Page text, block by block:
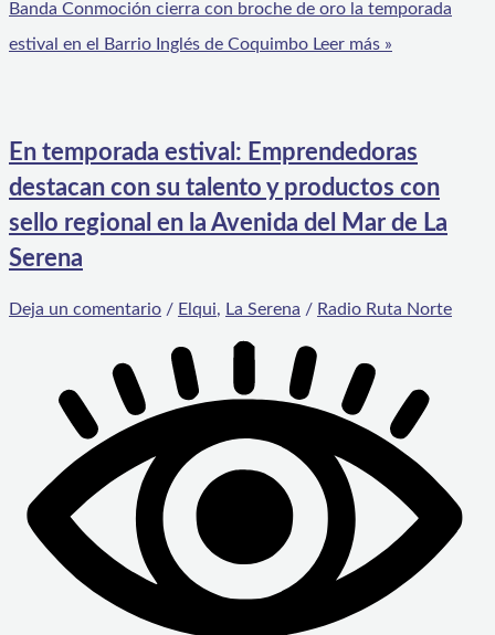
Banda Conmoción cierra con broche de oro la temporada
estival en el Barrio Inglés de Coquimbo Leer más »
En temporada estival: Emprendedoras
destacan con su talento y productos con
sello regional en la Avenida del Mar de La
Serena
Deja un comentario / Elqui, La Serena / Radio Ruta Norte